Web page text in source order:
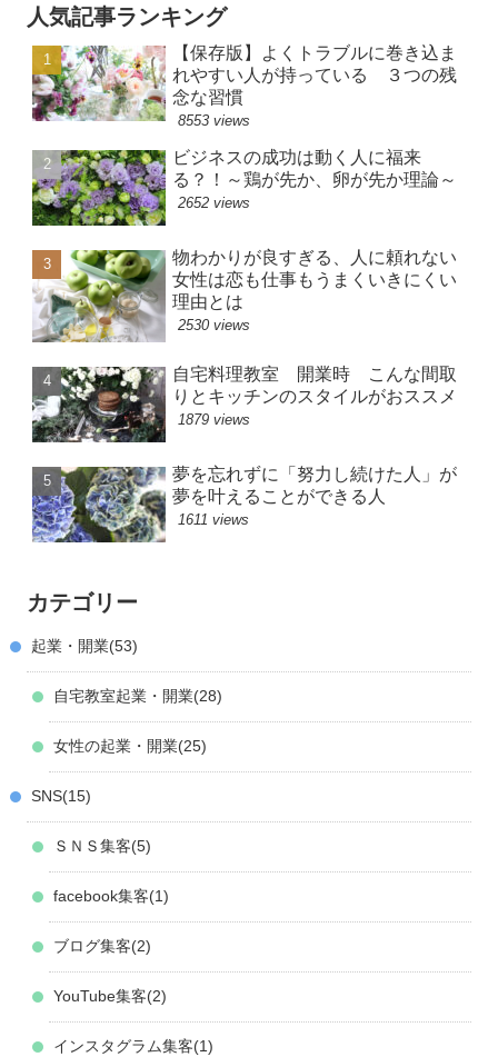
人気記事ランキング
【保存版】よくトラブルに巻き込ま
れやすい人が持っている ３つの残
念な習慣
8553 views
ビジネスの成功は動く人に福来
る？！～鶏が先か、卵が先か理論～
2652 views
物わかりが良すぎる、人に頼れない
女性は恋も仕事もうまくいきにくい
理由とは
2530 views
自宅料理教室 開業時 こんな間取
りとキッチンのスタイルがおススメ
1879 views
夢を忘れずに「努力し続けた人」が
夢を叶えることができる人
1611 views
カテゴリー
起業・開業 53
自宅教室起業・開業 28
女性の起業・開業 25
SNS 15
ＳＮＳ集客 5
facebook集客 1
ブログ集客 2
YouTube集客 2
インスタグラム集客 1